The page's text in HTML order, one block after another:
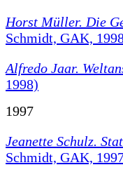
Horst Müller. Die
Schmidt, GAK,
Alfredo Jaar.
1998)
1997
Jeanette Schulz.
Schmidt, GAK,